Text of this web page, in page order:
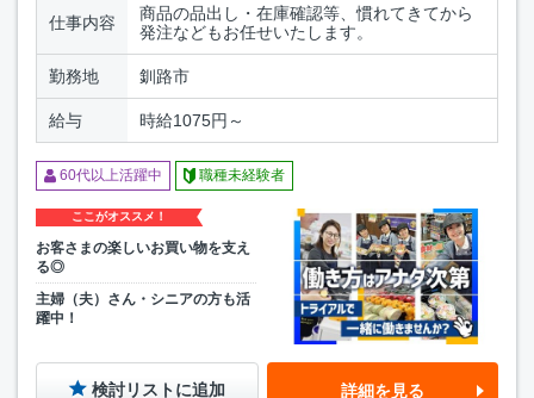
仕事内容
商品の品出し・在庫確認等、慣れてきてから
発注などもお任せいたします。
勤務地 釧路市
給与 時給1075円～
60代以上活躍中 職種未経験者
ここがオススメ！
お客さまの楽しいお買い物を支え
る◎
主婦（夫）さん・シニアの方も活
躍中！
検討リストに追加 詳細を見る